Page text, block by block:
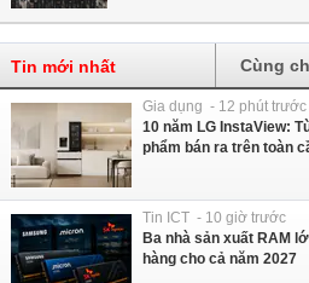
Tin mới nhất Cùng
Gia dụng - 12 phút trước
10 năm LG InstaView:
phẩm bán ra trên toàn
Tin ICT - 10 giờ trước
Ba nhà sản xuất RAM
hàng cho cả năm 2027